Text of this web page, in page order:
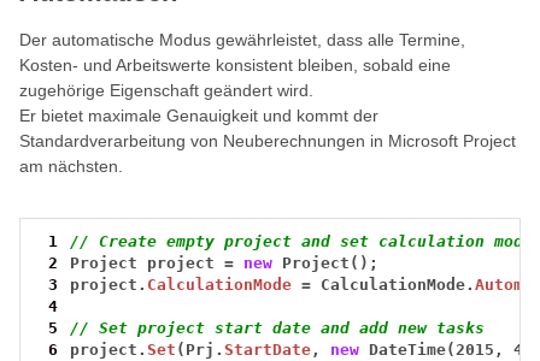
Der automatische Modus gewährleistet, dass alle Termine,
Kosten- und Arbeitswerte konsistent bleiben, sobald eine
zugehörige Eigenschaft geändert wird.
Er bietet maximale Genauigkeit und kommt der
Standardverarbeitung von Neuberechnungen in Microsoft Project
am nächsten.
1
// Create empty project and set calculation mode
2
Project project = new Project();
3
project. CalculationMode = CalculationMode.
4
5
// Set project start date and add new tasks
6
project.Set (Prj.StartDate , new DateTime(2015,
4,